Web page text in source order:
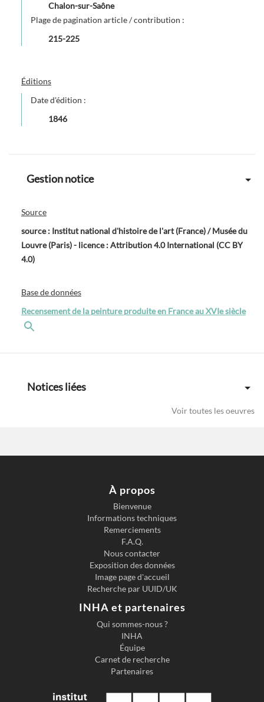
Chalon-sur-Saône
Plage de pagination article / contribution :
215-225
Éditions
Date d'édition :
1846
Gestion notice
Source
source : Institut national d'histoire de l'art (France) / Musée du
Louvre (Paris) - licence : Attribution 4.0 International (CC BY
4.0)
Base de données
Recensement de la peinture produite en France au XVIe siècle
Notices liées
Voir toutes les oeuvres
À propos
Bienvenue
Informations techniques
Remerciements
F.A.Q.
Nous contacter
Exposition des données
Image page d'accueil
Recherche par UUID/UK
INHA et partenaires
Qui sommes-nous ?
INHA
Équipe
Carnet de recherche
Partenaires